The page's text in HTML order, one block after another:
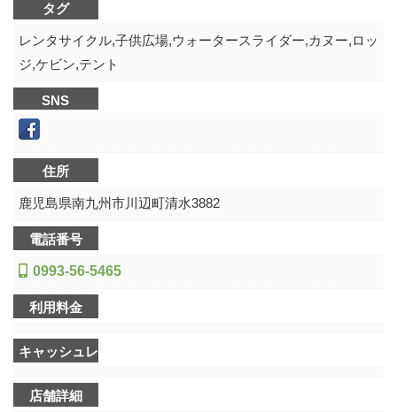
タグ
レンタサイクル,子供広場,ウォータースライダー,カヌー,ロッ
ジ,ケビン,テント
SNS
住所
鹿児島県南九州市川辺町清水3882
電話番号
0993-56-5465
利用料金
キャッシュレス決済可不可
店舗詳細